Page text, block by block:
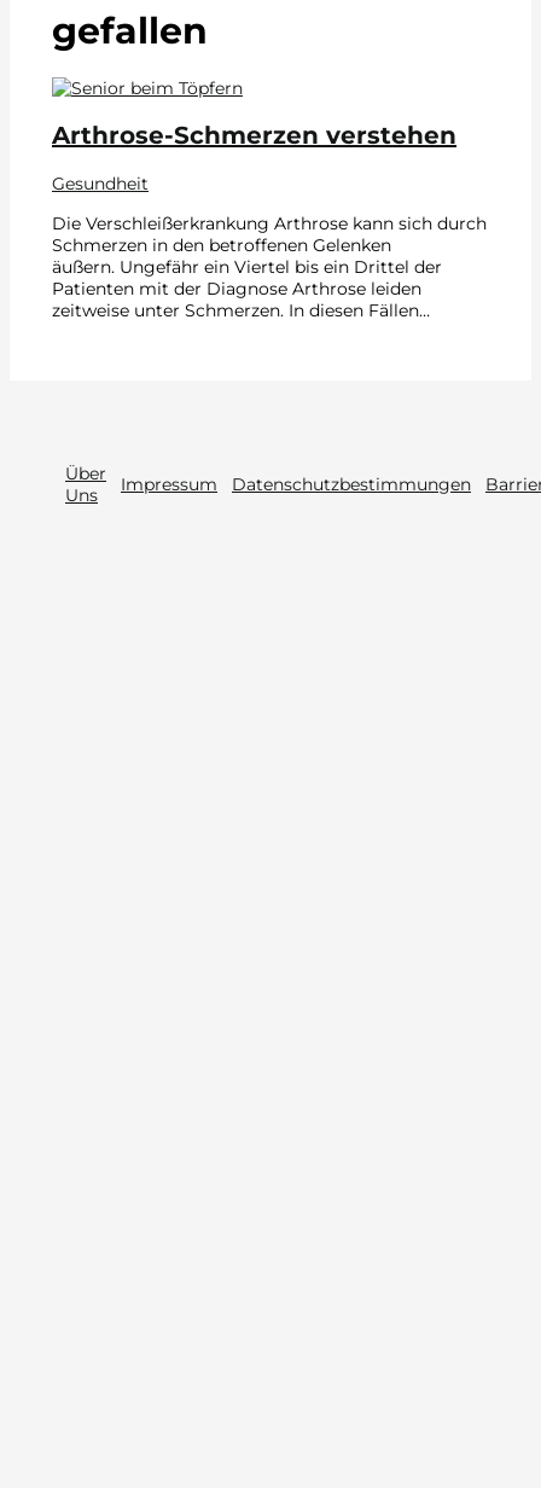
gefallen
Arthrose-Schmerzen verstehen
Gesundheit
Die Verschleißerkrankung Arthrose kann sich durch
Schmerzen in den betroffenen Gelenken
äußern. Ungefähr ein Viertel bis ein Drittel der
Patienten mit der Diagnose Arthrose leiden
zeitweise unter Schmerzen. In diesen Fällen…
Über
Uns
Impressum Datenschutzbestimmungen